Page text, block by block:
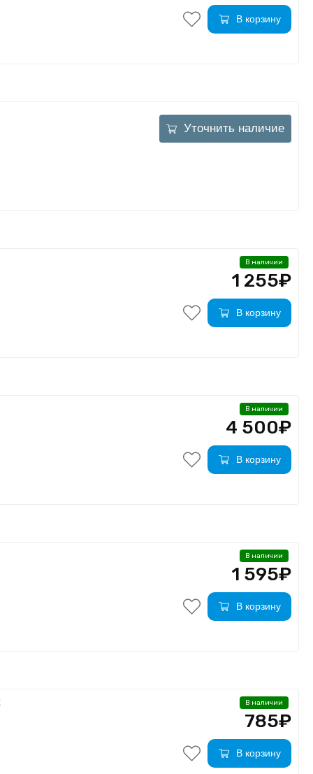
В корзину
Уточнить наличие
В наличии
1 255₽
В корзину
В наличии
4 500₽
В корзину
В наличии
1 595₽
В корзину
В наличии
785₽
В корзину